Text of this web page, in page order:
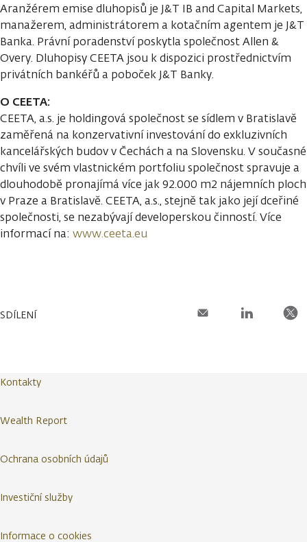
Aranžérem emise dluhopisů je J&T IB and Capital Markets,
manažerem, administrátorem a kotačním agentem je J&T
Banka. Právní poradenství poskytla společnost Allen &
Overy. Dluhopisy CEETA jsou k dispozici prostřednictvím
privátních bankéřů a poboček J&T Banky.
O CEETA:
CEETA, a.s. je holdingová společnost se sídlem v Bratislavě
zaměřená na konzervativní investování do exkluzivních
kancelářských budov v Čechách a na Slovensku. V současné
chvíli ve svém vlastnickém portfoliu společnost spravuje a
dlouhodobě pronajímá více jak 92.000 m2 nájemních ploch
v Praze a Bratislavě. CEETA, a.s., stejně tak jako její dceřiné
společnosti, se nezabývají developerskou činností. Více
informací na: www.ceeta.eu
SDÍLENÍ
Kontakty
Wealth Report
Ochrana osobních údajů
Investiční služby
Informace o cookies